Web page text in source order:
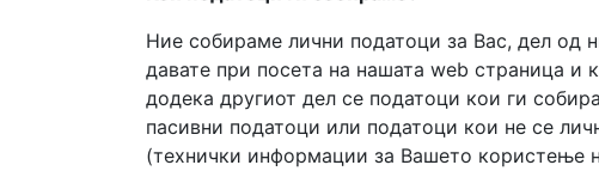
Ние собираме лични податоци за Вас, дел од
давате при посета на нашата web страница
додека другиот дел се податоци кои ги
пасивни податоци или податоци кои не се
(технички информации за Вашето користење